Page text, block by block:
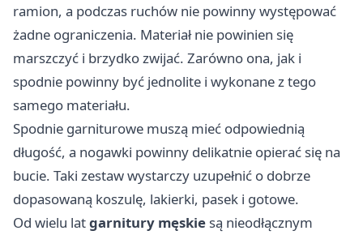
ramion, a podczas ruchów nie powinny występować
żadne ograniczenia. Materiał nie powinien się
marszczyć i brzydko zwijać. Zarówno ona, jak i
spodnie powinny być jednolite i wykonane z tego
samego materiału.
Spodnie garniturowe muszą mieć odpowiednią
długość, a nogawki powinny delikatnie opierać się na
bucie. Taki zestaw wystarczy uzupełnić o dobrze
dopasowaną koszulę, lakierki, pasek i gotowe.
Od wielu latgarnitury męskie są nieodłącznym